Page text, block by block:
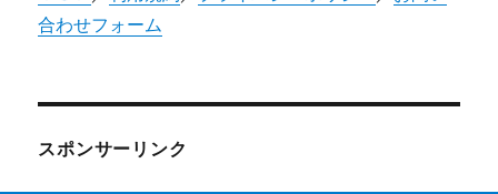
合わせフォーム
スポンサーリンク